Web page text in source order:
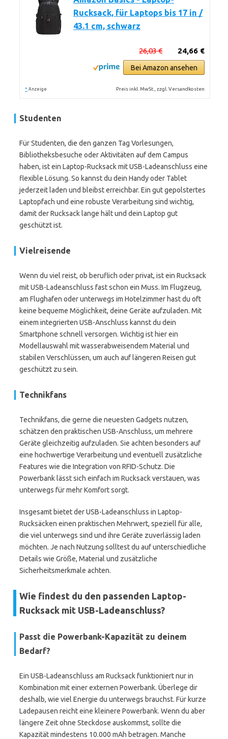
Rucksack, für Laptops bis 17 in /
43.1 cm, schwarz
24,66 €
26,03 €
Bei Amazon ansehen
* Anzeige Preis inkl. MwSt., zzgl. Versandkosten
Studenten
Für Studenten, die den ganzen Tag Vorlesungen,
Bibliotheksbesuche oder Aktivitäten auf dem Campus
haben, ist ein Laptop-Rucksack mit USB-Ladeanschluss eine
flexible Lösung. So kannst du dein Handy oder Tablet
jederzeit laden und bleibst erreichbar. Ein gut gepolstertes
Laptopfach und eine robuste Verarbeitung sind wichtig,
damit der Rucksack lange hält und dein Laptop gut
geschützt ist.
Vielreisende
Wenn du viel reist, ob beruflich oder privat, ist ein Rucksack
mit USB-Ladeanschluss fast schon ein Muss. Im Flugzeug,
am Flughafen oder unterwegs im Hotelzimmer hast du oft
keine bequeme Möglichkeit, deine Geräte aufzuladen. Mit
einem integrierten USB-Anschluss kannst du dein
Smartphone schnell versorgen. Wichtig ist hier ein
Modellauswahl mit wasserabweisendem Material und
stabilen Verschlüssen, um auch auf längeren Reisen gut
geschützt zu sein.
Technikfans
Technikfans, die gerne die neuesten Gadgets nutzen,
schätzen den praktischen USB-Anschluss, um mehrere
Geräte gleichzeitig aufzuladen. Sie achten besonders auf
eine hochwertige Verarbeitung und eventuell zusätzliche
Features wie die Integration von RFID-Schutz. Die
Powerbank lässt sich einfach im Rucksack verstauen, was
unterwegs für mehr Komfort sorgt.
Insgesamt bietet der USB-Ladeanschluss in Laptop-
Rucksäcken einen praktischen Mehrwert, speziell für alle,
die viel unterwegs sind und ihre Geräte zuverlässig laden
möchten. Je nach Nutzung solltest du auf unterschiedliche
Details wie Größe, Material und zusätzliche
Sicherheitsmerkmale achten.
Wie findest du den passenden Laptop-
Rucksack mit USB-Ladeanschluss?
Passt die Powerbank-Kapazität zu deinem
Bedarf?
Ein USB-Ladeanschluss am Rucksack funktioniert nur in
Kombination mit einer externen Powerbank. Überlege dir
deshalb, wie viel Energie du unterwegs brauchst. Für kurze
Ladepausen reicht eine kleinere Powerbank. Wenn du aber
längere Zeit ohne Steckdose auskommst, sollte die
Kapazität mindestens 10.000 mAh betragen. Manche